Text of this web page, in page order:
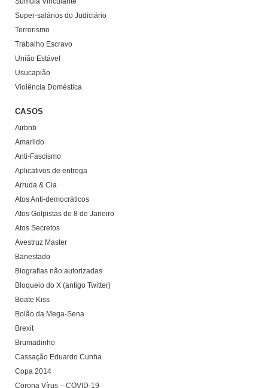
Super-salários do Judiciário
Terrorismo
Trabalho Escravo
União Estável
Usucapião
Violência Doméstica
CASOS
Airbnb
Amarildo
Anti-Fascismo
Aplicativos de entrega
Arruda & Cia
Atos Anti-democráticos
Atos Golpistas de 8 de Janeiro
Atos Secretos
Avestruz Master
Banestado
Biografias não autorizadas
Bloqueio do X (antigo Twitter)
Boate Kiss
Bolão da Mega-Sena
Brexit
Brumadinho
Cassação Eduardo Cunha
Copa 2014
Corona Vírus – COVID-19